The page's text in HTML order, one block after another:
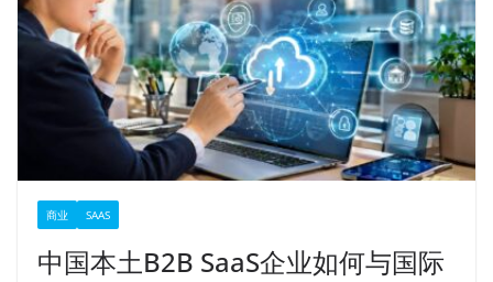
商业 SAAS
中国本土B2B SaaS企业如何与国际